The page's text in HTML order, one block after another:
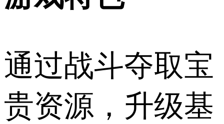
通过战斗夺取宝
贵资源，升级基